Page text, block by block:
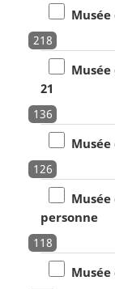
Musée
218
Musée
21
136
Musée
126
Musée
personne
118
Musée